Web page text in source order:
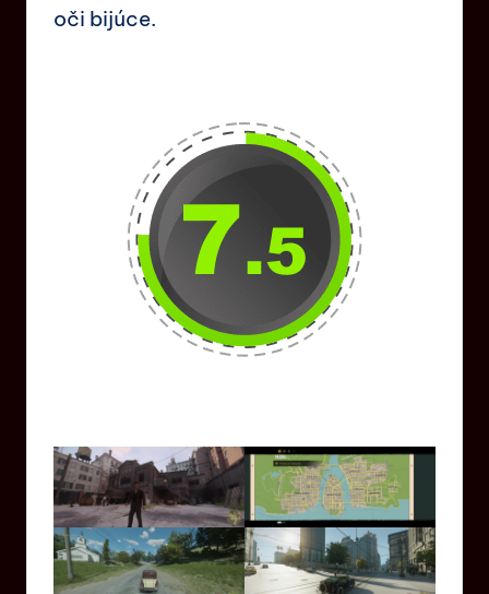
oči bijúce.